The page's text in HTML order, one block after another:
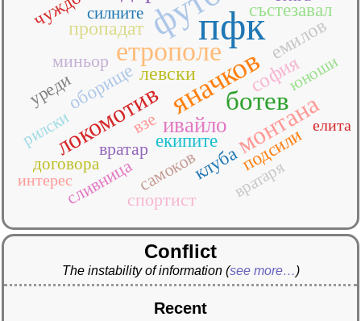
пфк
яначков
етрополе
ботев
локомотив монтана
ивайло
софия
емилов
левски
пропадат
екипите
клуба
оборище
подсили
състезавал
взе
вратар
миньор
самоков
сливницаспортист
уреди
вратаря
договора
рилски
силните
юноши
елита
интерес
Conflict
The instability of information (see more…)
Recent